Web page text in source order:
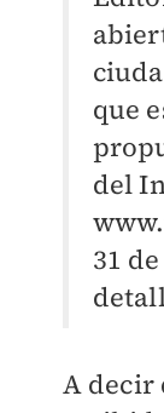
que
del
31
A decir